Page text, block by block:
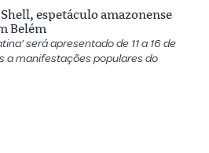
espetáculo amazonense
Belém
será apresentado de 11 a 16 de
a manifestações populares do